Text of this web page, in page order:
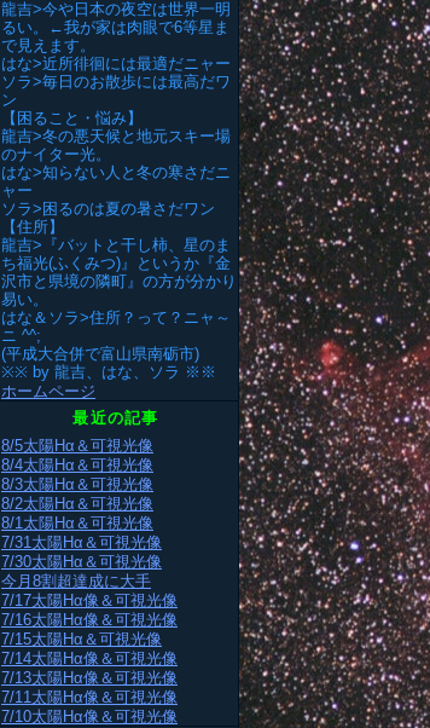
龍吉>今や日本の夜空は世界一明
るい。←我が家は肉眼で6等星ま
で見えます。
はな>近所徘徊には最適だニャー
ソラ>毎日のお散歩には最高だワ
ン
【困ること・悩み】
龍吉>冬の悪天候と地元スキー場
のナイター光。
はな>知らない人と冬の寒さだニ
ャー
ソラ>困るのは夏の暑さだワン
【住所】
龍吉>『バットと干し柿、星のま
ち福光(ふくみつ)』というか『金
沢市と県境の隣町』の方が分かり
易い。
はな＆ソラ>住所？って？ニャ～
ニ ^^;
(平成大合併で富山県南砺市)
※※ by 龍吉、はな、ソラ ※※
ホームページ
最近の記事
8/5太陽Hα＆可視光像
8/4太陽Hα＆可視光像
8/3太陽Hα＆可視光像
8/2太陽Hα＆可視光像
8/1太陽Hα＆可視光像
7/31太陽Hα＆可視光像
7/30太陽Hα＆可視光像
今月8割超達成に大手
7/17太陽Hα像＆可視光像
7/16太陽Hα像＆可視光像
7/15太陽Hα＆可視光像
7/14太陽Hα像＆可視光像
7/13太陽Hα像＆可視光像
7/11太陽Hα像＆可視光像
7/10太陽Hα像＆可視光像